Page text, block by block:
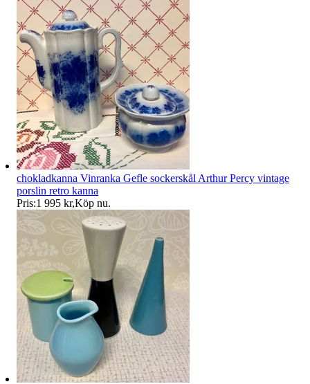
chokladkanna Vinranka Gefle sockerskål Arthur Percy vintage
porslin retro kanna
Pris:1 995 kr,Köp nu.